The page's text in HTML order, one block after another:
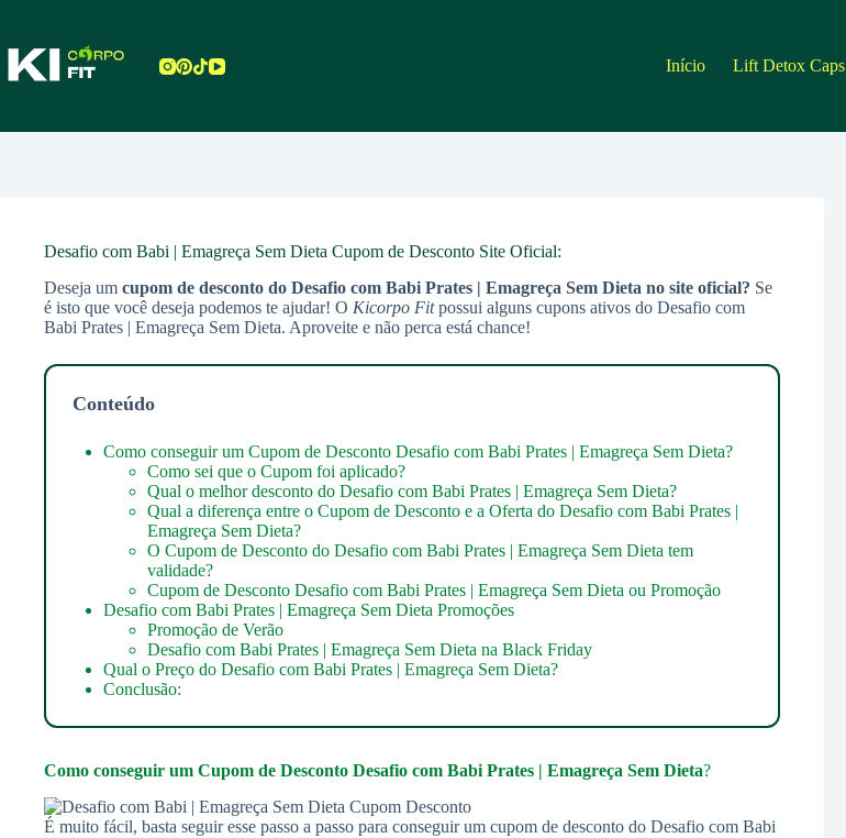
conteúdo
Início Lift Detox Caps
Desafio com Babi | Emagreça Sem Dieta Cupom de Desconto Site Oficial:
Deseja um cupom de desconto do Desafio com Babi Prates | Emagreça Sem Dieta no site oficial? Se
é isto que você deseja podemos te ajudar! O Kicorpo Fitpossui alguns cupons ativos do Desafio com
Babi Prates | Emagreça Sem Dieta. Aproveite e não perca está chance!
Conteúdo
Como conseguir um Cupom de Desconto Desafio com Babi Prates | Emagreça Sem Dieta?
Como sei que o Cupom foi aplicado?
Qual o melhor desconto do Desafio com Babi Prates | Emagreça Sem Dieta?
Qual a diferença entre o Cupom de Desconto e a Oferta do Desafio com Babi Prates |
Emagreça Sem Dieta?
O Cupom de Desconto do Desafio com Babi Prates | Emagreça Sem Dieta tem
validade?
Cupom de Desconto Desafio com Babi Prates | Emagreça Sem Dieta ou Promoção
Desafio com Babi Prates | Emagreça Sem Dieta Promoções
Promoção de Verão
Desafio com Babi Prates | Emagreça Sem Dieta na Black Friday
Qual o Preço do Desafio com Babi Prates | Emagreça Sem Dieta?
Conclusão:
Como conseguir um Cupom de Desconto Desafio com Babi Prates | Emagreça Sem Dieta?
É muito fácil, basta seguir esse passo a passo para conseguir um cupom de desconto do Desafio com Babi